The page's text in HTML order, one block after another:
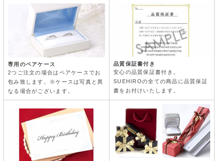
専用のペアケース
2つご注文の場合はペアケースでお
包み致します。※ケースは写真と異
なる場合がございます。
品質保証書付き
安心の品質保証書付き。
SUEHIROの全ての商品に品質保証
書をお付けいたします。